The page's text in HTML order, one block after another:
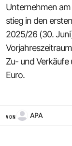
Unternehmen
stieg in den
2025/26 (30.
Zu- und Verkäufe
Euro.
VON APA